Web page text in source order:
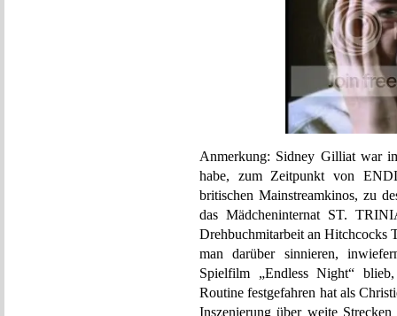
Anmerkung: Sidney Gilliat war
habe, zum Zeitpunkt von
britischen Mainstreamkinos, zu
das Mädcheninternat ST.
Drehbuchmitarbeit an
man darüber sinnieren,
Spielfilm „Endless Night“
Routine festgefahren hat als
Inszenierung über weite